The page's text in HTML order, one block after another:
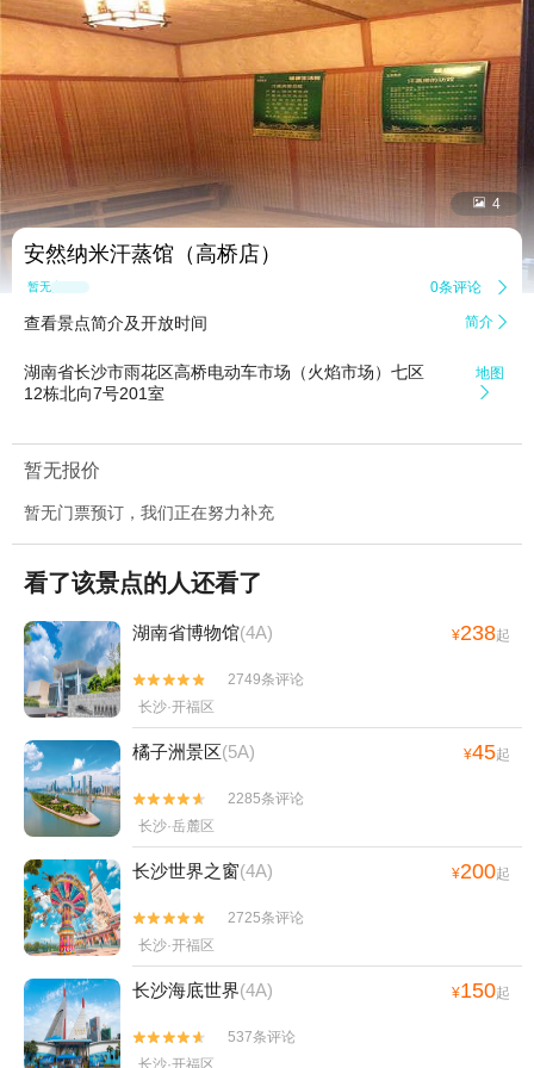
 4
安然纳米汗蒸馆（高桥店）
暂无点评 0条评论 
查看景点简介及开放时间 简介 
湖南省长沙市雨花区高桥电动车市场（火焰市场）七区
12栋北向7号201室
地图

暂无报价
暂无门票预订，我们正在努力补充
看了该景点的人还看了
湖南省博物馆(4A) ¥238起


2749条评论
长沙·开福区
橘子洲景区(5A) ¥45起


2285条评论
长沙·岳麓区
长沙世界之窗(4A) ¥200起


2725条评论
长沙·开福区
长沙海底世界(4A) ¥150起


537条评论
